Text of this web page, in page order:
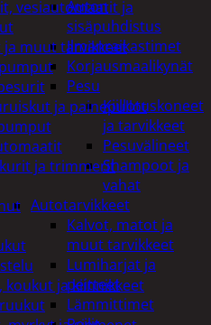
Auton
sisäpuhdistus
Ilmanraikastimet
Korjausmaalikynät
Pesu
Kiillotuskoneet
ja tarvikkeet
Pesuvälineet
Shampoot ja
vahat
Autotarvikkeet
Kalvot, matot ja
muut tarvikkeet
Lumiharjat ja
peitteet
Lämmittimet
vesiautomaatit ja
ja muut tarvikkeet
ja painepullot
ja trimmerit
koukut ja kiinnikkeet